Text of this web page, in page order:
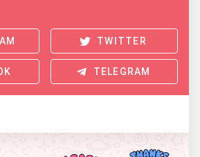
TWITTER
TELEGRAM